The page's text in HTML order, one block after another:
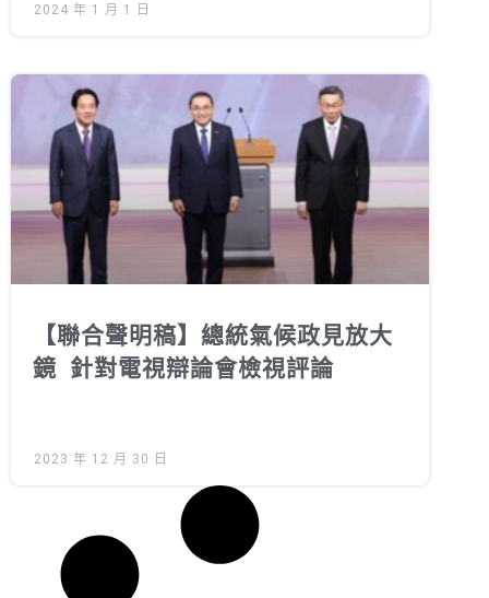
2024 年 1 月 1 日
【聯合聲明稿】總統氣候政見放大
鏡 針對電視辯論會檢視評論
2023 年 12 月 30 日